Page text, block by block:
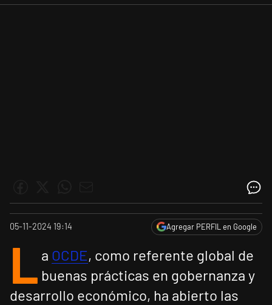
05-11-2024 19:14 Agregar PERFIL en Google
L a OCDE, como referente global de
buenas prácticas en gobernanza y
desarrollo económico, ha abierto las